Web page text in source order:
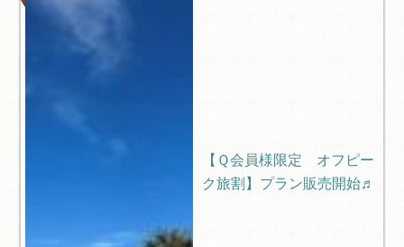
Q＆A
【Ｑ会員様限定 オフピー
ク旅割】プラン販売開始♬